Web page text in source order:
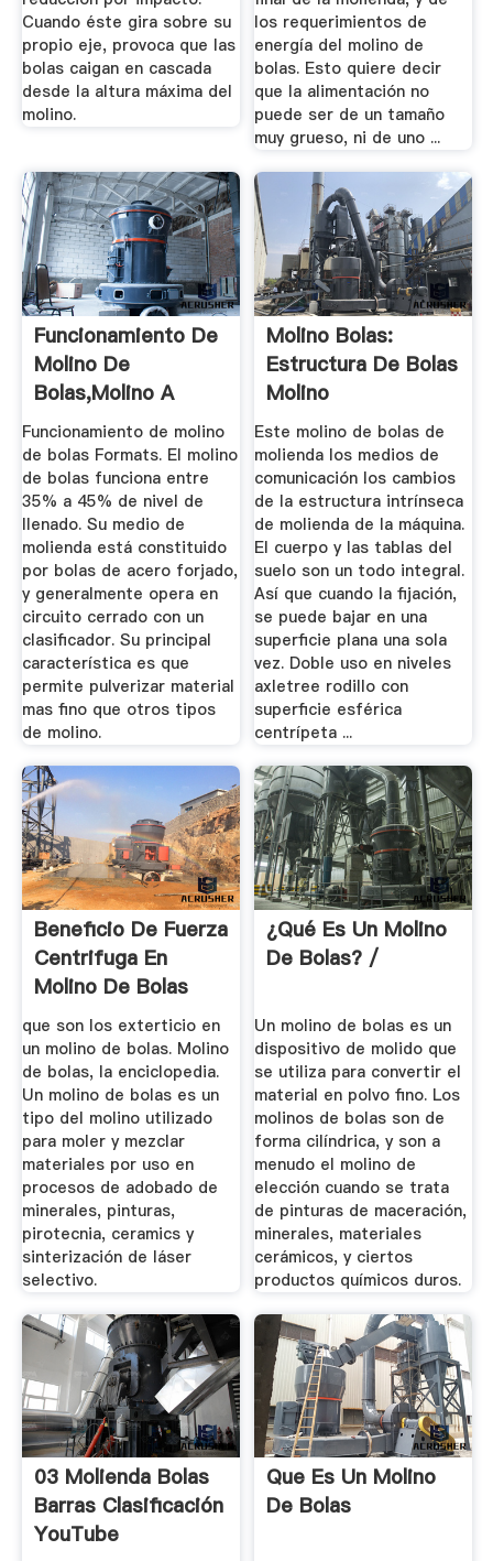
Cuando éste gira sobre su
propio eje, provoca que las
bolas caigan en cascada
desde la altura máxima del
molino.
los requerimientos de
energía del molino de
bolas. Esto quiere decir
que la alimentación no
puede ser de un tamaño
muy grueso, ni de uno ...
Funcionamiento De
Molino De
Bolas,Molino A
Bolas ...
Funcionamiento de molino
de bolas Formats. El molino
de bolas funciona entre
35% a 45% de nivel de
llenado. Su medio de
molienda está constituido
por bolas de acero forjado,
y generalmente opera en
circuito cerrado con un
clasificador. Su principal
característica es que
permite pulverizar material
mas fino que otros tipos
de molino.
Molino Bolas:
Estructura De Bolas
Molino
Este molino de bolas de
molienda los medios de
comunicación los cambios
de la estructura intrínseca
de molienda de la máquina.
El cuerpo y las tablas del
suelo son un todo integral.
Así que cuando la fijación,
se puede bajar en una
superficie plana una sola
vez. Doble uso en niveles
axletree rodillo con
superficie esférica
centrípeta ...
Beneficio De Fuerza
Centrifuga En
Molino De Bolas
que son los exterticio en
un molino de bolas. Molino
de bolas, la enciclopedia.
Un molino de bolas es un
tipo del molino utilizado
para moler y mezclar
materiales por uso en
procesos de adobado de
minerales, pinturas,
pirotecnia, ceramics y
sinterización de láser
selectivo.
¿Qué Es Un Molino
De Bolas? /
Un molino de bolas es un
dispositivo de molido que
se utiliza para convertir el
material en polvo fino. Los
molinos de bolas son de
forma cilíndrica, y son a
menudo el molino de
elección cuando se trata
de pinturas de maceración,
minerales, materiales
cerámicos, y ciertos
productos químicos duros.
03 Molienda Bolas
Barras Clasificación
YouTube
Que Es Un Molino
De Bolas